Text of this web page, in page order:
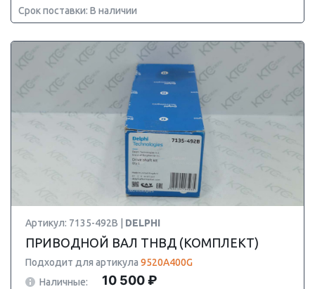
Срок поставки: В наличии
Артикул: 7135-492B | DELPHI
ПРИВОДНОЙ ВАЛ ТНВД (КОМПЛЕКТ)
Подходит для артикула 9520A400G
Наличные:
10 500 ₽